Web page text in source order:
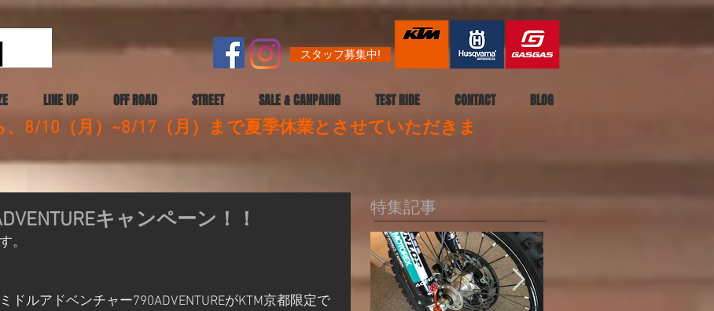
スタッフ募集中!
LINE UP OFF ROAD STREET SALE & CANPAING TEST RIDE CONTACT BLOG
8/10（月）~8/17（月）まで夏季休業とさせていただきま
キャンペーン！！
。
ドルアドベンチャー790ADVENTUREがKTM京都限定で
特集記事